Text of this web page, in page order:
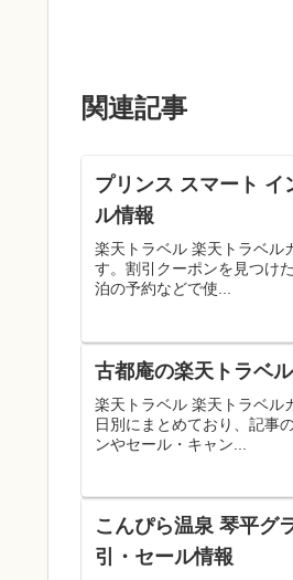
関連記事
プリンス スマート
ル情報
楽天トラベル 楽天トラベル
す。割引クーポンを見つけ
泊の予約などで使...
古都庵の楽天トラベ
楽天トラベル 楽天トラベル
日別にまとめており、記事
ンやセール・キャン...
こんぴら温泉 琴平グ
引・セール情報